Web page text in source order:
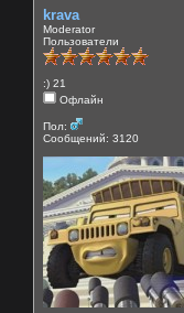
krava
Moderator
Пользователи
:) 21
Офлайн
Пол:
Сообщений: 3120